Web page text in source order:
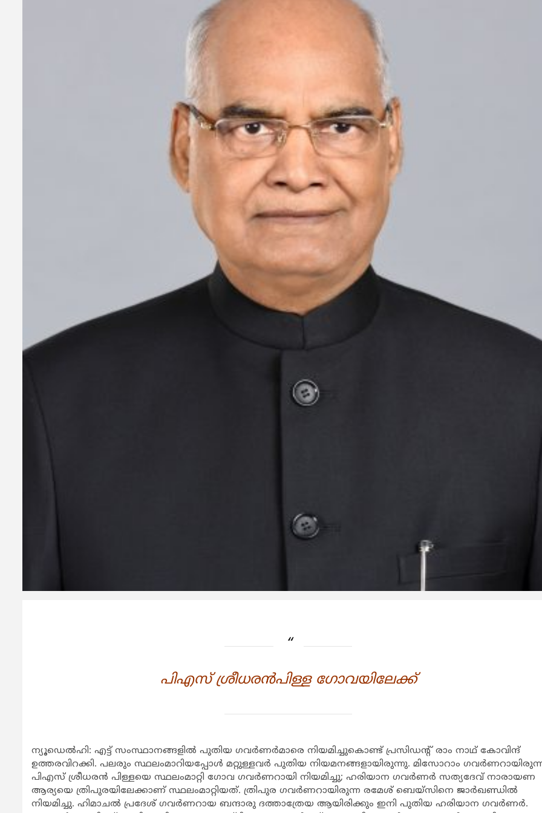
പിഎസ് ശ്രീധരന്‍പിള്ള ഗോവയിലേക്ക്
ന്യൂഡെല്‍ഹി: എട്ട് സംസ്ഥാനങ്ങളില്‍ പുതിയ ഗവര്‍ണര്‍മാരെ നിയമിച്ചുകൊണ്ട് പ്രസിഡന്‍റ് രാം നാഥ് കോവിന്ദ്
ഉത്തരവിറക്കി. പലരും സ്ഥലംമാറിയപ്പോള്‍ മറ്റുള്ളവര്‍ പുതിയ നിയമനങ്ങളായിരുന്നു. മിസോറാം
പിഎസ് ശ്രീധരന്‍ പിള്ളയെ സ്ഥലംമാറ്റി ഗോവ ഗവര്‍ണറായി നിയമിച്ചു; ഹരിയാന ഗവര്‍ണര്‍ സത്യദേവ് നാരായണ
ആര്യയെ ത്രിപുരയിലേക്കാണ് സ്ഥലംമാറ്റിയത്. ത്രിപുര ഗവര്‍ണറായിരുന്ന രമേശ് ബെയ്സിനെ ജാര്‍ഖണ്ഡില്‍
നിയമിച്ചു. ഹിമാചല്‍ പ്രദേശ് ഗവര്‍ണറായ ബന്ദാരു ദത്താത്രേയ ആയിരിക്കും ഇനി പുതിയ ഹരിയാന ഗവര്‍ണര്‍.